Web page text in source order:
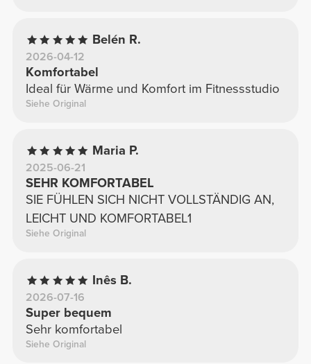
Belén R.
2026-04-12
Komfortabel
Ideal für Wärme und Komfort im Fitnessstudio
Siehe Original
Maria P.
2025-06-21
SEHR KOMFORTABEL
SIE FÜHLEN SICH NICHT VOLLSTÄNDIG AN,
LEICHT UND KOMFORTABEL1
Siehe Original
Inês B.
2026-07-16
Super bequem
Sehr komfortabel
Siehe Original